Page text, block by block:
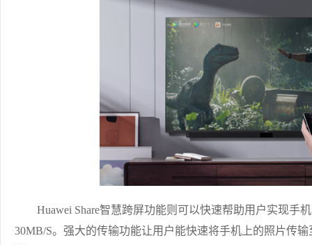
Huawei Share智慧跨屏功能则可以快速帮助用户实现手
30MB/S。强大的传输功能让用户能快速将手机上的照片传